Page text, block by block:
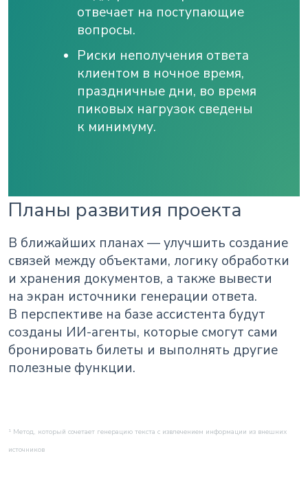
отвечает на поступающие
вопросы.
Риски неполучения ответа
клиентом в ночное время,
праздничные дни, во время
пиковых нагрузок сведены
к минимуму.
Планы развития проекта
В ближайших планах — улучшить создание
связей между объектами, логику обработки
и хранения документов, а также вывести
на экран источники генерации ответа.
В перспективе на базе ассистента будут
созданы ИИ-агенты, которые смогут сами
бронировать билеты и выполнять другие
полезные функции.
¹ Метод, который сочетает генерацию текста с извлечением информации из внешних
источников